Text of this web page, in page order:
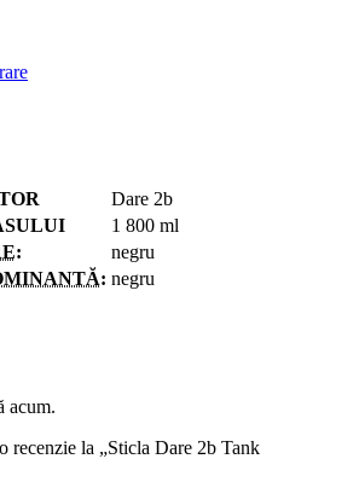
Dare 2b
1 800 ml
:
negru
: negru
acum.
recenzie la „Sticla Dare 2b Tank